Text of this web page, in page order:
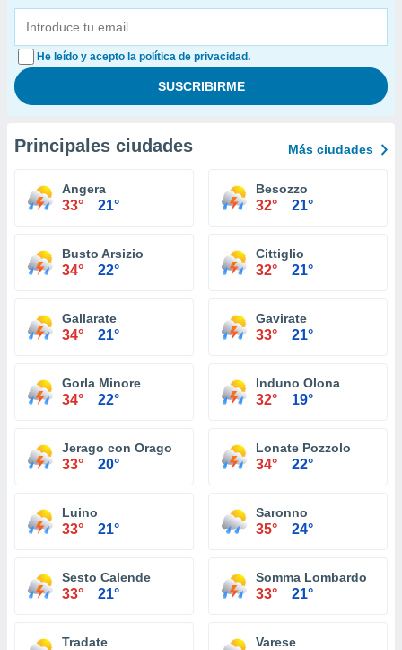
He leído y acepto la política de privacidad.
Principales ciudades Más ciudades
Angera
33° 21°
Besozzo
32° 21°
Busto Arsizio
34° 22°
Cittiglio
32° 21°
Gallarate
34° 21°
Gavirate
33° 21°
Gorla Minore
34° 22°
Induno Olona
32° 19°
Jerago con Orago
33° 20°
Lonate Pozzolo
34° 22°
Luino
33° 21°
Saronno
35° 24°
Sesto Calende
33° 21°
Somma Lombardo
33° 21°
Tradate Varese